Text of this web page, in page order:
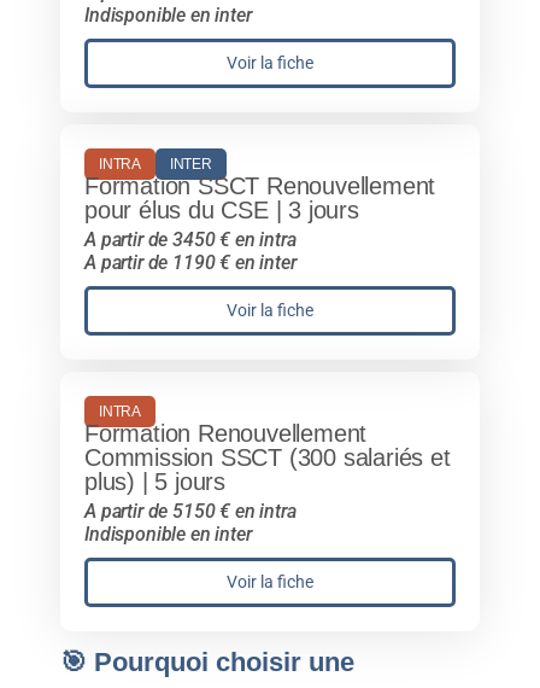
Indisponible en inter
Voir la fiche
INTRA INTER
Formation SSCT Renouvellement
pour élus du CSE | 3 jours
A partir de 3450 € en intra
A partir de 1190 € en inter
Voir la fiche
INTRA
Formation Renouvellement
Commission SSCT (300 salariés et
plus) | 5 jours
A partir de 5150 € en intra
Indisponible en inter
Voir la fiche
🎯 Pourquoi choisir une